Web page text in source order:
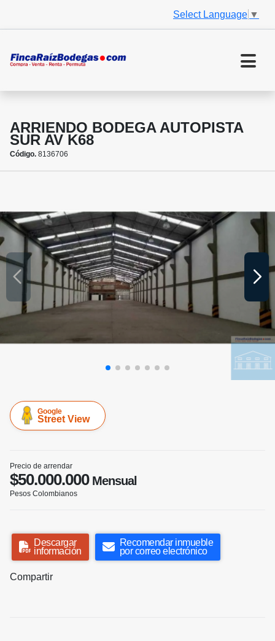
Select Language ▼
ARRIENDO BODEGA AUTOPISTA
SUR AV K68
Código. 8136706
Google
Street View
Precio de arrendar
$50.000.000Mensual
Pesos Colombianos
Descargar
información
Recomendar inmueble
por correo electrónico
Compartir